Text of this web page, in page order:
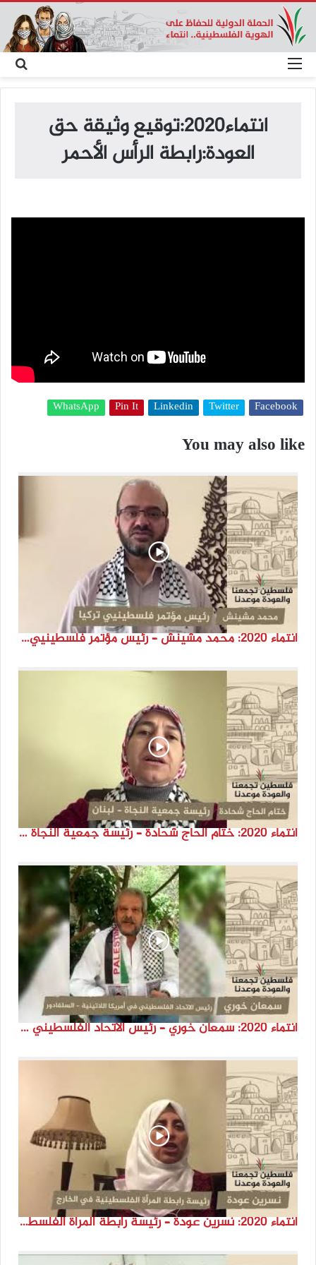
عن
انتماء2020:توقيع وثيقة حق
العودة:رابطة الرأس الأحمر
Facebook
Twitter
Linkedin
Pin It
WhatsApp
You may also like
انتماء 2020: محمد مشينش – رئيس مؤتمر فلسطينيي تركيا
انتماء 2020: ختام الحاج شحادة – رئيسة جمعية النجاة – لبنان
انتماء 2020: سمعان خوري – رئيس الاتحاد الفلسطيني في أمريكا اللاتينية – السلفادو
انتماء 2020: نسرين عودة – رئيسة رابطة المرأة الفلسطينية في الخارج